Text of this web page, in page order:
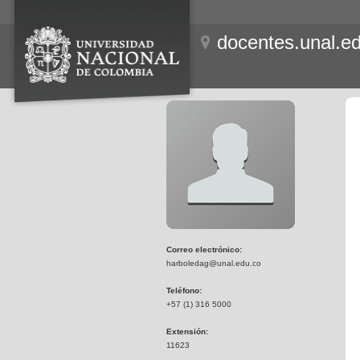
Correo electrónico:
harboledag@unal.edu.co
Teléfono:
+57 (1) 316 5000
Extensión:
11623